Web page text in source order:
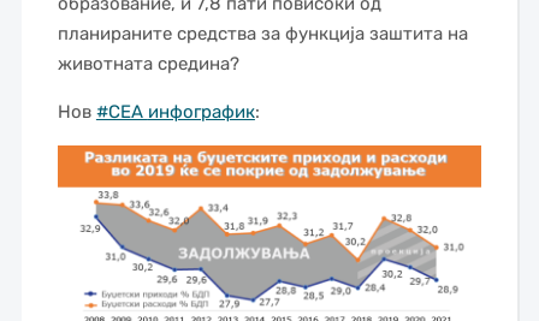
планираните средства за функција заштита на
животната средина?
Нов #CEA инфографик: